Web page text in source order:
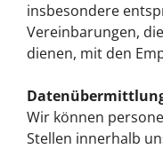
insbesondere
Vereinbarungen,
dienen, mit den
Wir können
Stellen innerhalb